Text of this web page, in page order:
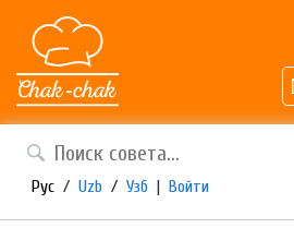
Рус / Uzb / Узб | Войти